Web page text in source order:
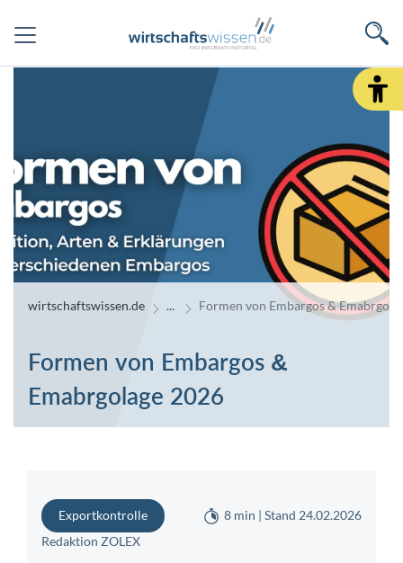
wirtschaftswissen.de Formen von Embargos &
Formen von Embargos &
Emabrgolage 2026
Exportkontrolle
8 min | Stand 24.02.2026
Redaktion ZOLEX